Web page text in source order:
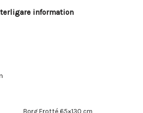
information
Borg Frotté 65×130 cm